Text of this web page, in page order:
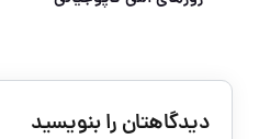
دیدگاهتان را بنویسید